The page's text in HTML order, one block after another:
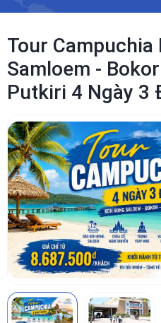
Tour Campuchia
Samloem -
Putkiri 4 Ngày 3